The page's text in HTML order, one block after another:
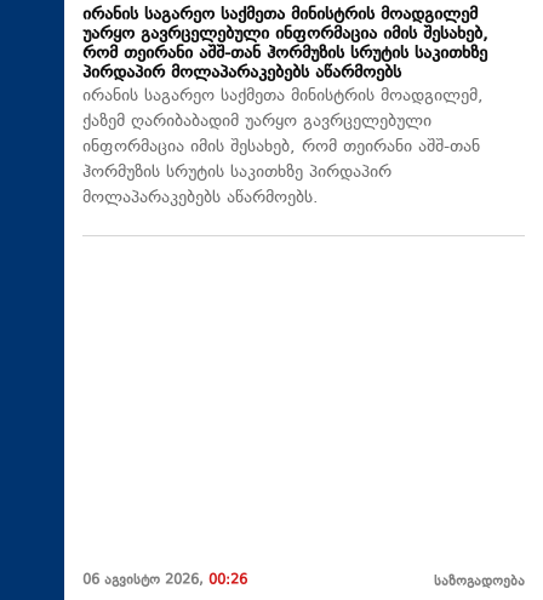
ირანის საგარეო საქმეთა მინისტრის მოადგილემ
უარყო გავრცელებული ინფორმაცია იმის შესახებ,
რომ თეირანი აშშ-თან ჰორმუზის სრუტის საკითხზე
პირდაპირ მოლაპარაკებებს აწარმოებს
ირანის საგარეო საქმეთა მინისტრის მოადგილემ,
ქაზემ ღარიბაბადიმ უარყო გავრცელებული
ინფორმაცია იმის შესახებ, რომ თეირანი აშშ-თან
ჰორმუზის სრუტის საკითხზე პირდაპირ
მოლაპარაკებებს აწარმოებს.
06 აგვისტო 2026, 00:26 საზოგადოება